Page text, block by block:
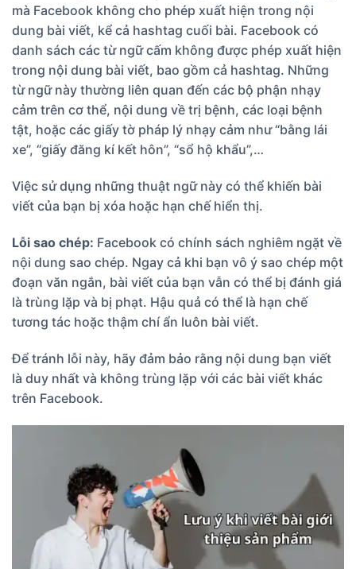
mà Facebook không cho phép xuất hiện trong nội
dung bài viết, kể cả hashtag cuối bài. Facebook có
danh sách các từ ngữ cấm không được phép xuất hiện
trong nội dung bài viết, bao gồm cả hashtag. Những
từ ngữ này thường liên quan đến các bộ phận nhạy
cảm trên cơ thể, nội dung về trị bệnh, các loại bệnh
tật, hoặc các giấy tờ pháp lý nhạy cảm như “bằng lái
xe”, “giấy đăng kí kết hôn”, “sổ hộ khẩu”,…
Việc sử dụng những thuật ngữ này có thể khiến bài
viết của bạn bị xóa hoặc hạn chế hiển thị.
Lỗi sao chép: Facebook có chính sách nghiêm ngặt về
nội dung sao chép. Ngay cả khi bạn vô ý sao chép một
đoạn văn ngắn, bài viết của bạn vẫn có thể bị đánh giá
là trùng lặp và bị phạt. Hậu quả có thể là hạn chế
tương tác hoặc thậm chí ẩn luôn bài viết.
Để tránh lỗi này, hãy đảm bảo rằng nội dung bạn viết
là duy nhất và không trùng lặp với các bài viết khác
trên Facebook.